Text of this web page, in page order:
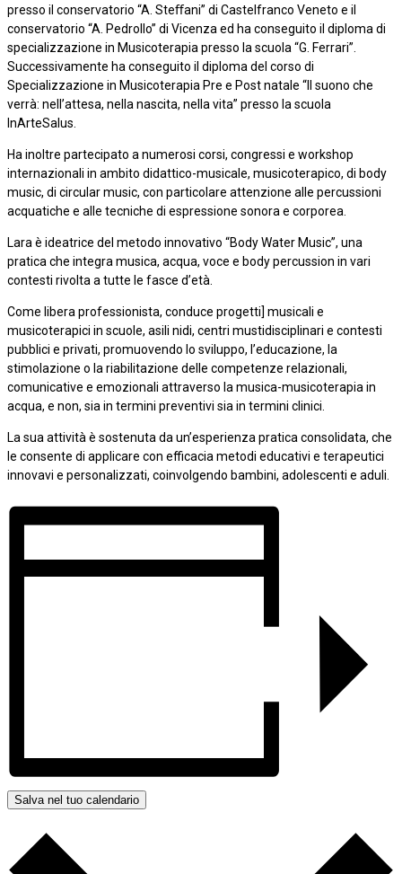
presso il conservatorio “A. Steﬀani” di Castelfranco Veneto e il
conservatorio “A. Pedrollo” di Vicenza ed ha conseguito il diploma di
specializzazione in Musicoterapia presso la scuola “G. Ferrari”.
Successivamente ha conseguito il diploma del corso di
Specializzazione in Musicoterapia Pre e Post natale “Il suono che
verrà: nell’attesa, nella nascita, nella vita” presso la scuola
InArteSalus.
Ha inoltre partecipato a numerosi corsi, congressi e workshop
internazionali in ambito didattico-musicale, musicoterapico, di body
music, di circular music, con particolare attenzione alle percussioni
acquatiche e alle tecniche di espressione sonora e corporea.
Lara è ideatrice del metodo innovativo “Body Water Music”, una
pratica che integra musica, acqua, voce e body percussion in vari
contesti rivolta a tutte le fasce d’età.
Come libera professionista, conduce progetti] musicali e
musicoterapici in scuole, asili nidi, centri mustidisciplinari e contesti
pubblici e privati, promuovendo lo sviluppo, l’educazione, la
stimolazione o la riabilitazione delle competenze relazionali,
comunicative e emozionali attraverso la musica-musicoterapia in
acqua, e non, sia in termini preventivi sia in termini clinici.
La sua attività è sostenuta da un’esperienza pratica consolidata, che
le consente di applicare con efficacia metodi educativi e terapeutici
innovavi e personalizzati, coinvolgendo bambini, adolescenti e aduli.
Salva nel tuo calendario